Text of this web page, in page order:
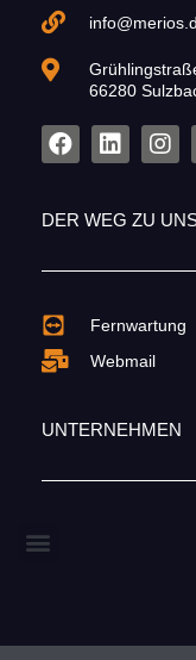
66280
DER WEG ZU
Fernwartung
Webmail
UNTERNEHMEN